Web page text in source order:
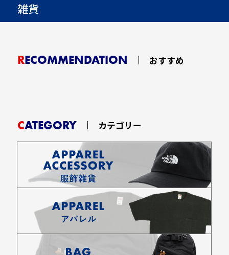
雑貨
RECOMMENDATION おすすめ
CATEGORY カテゴリー